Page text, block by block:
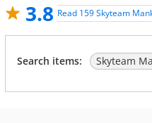
3.8 Read 159 Skyteam
Search items: Skyteam